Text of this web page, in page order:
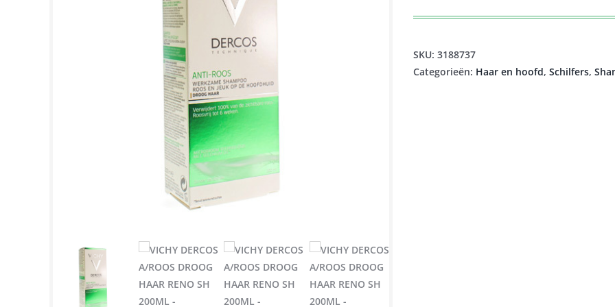
SKU: 3188737
Categorieën: Haar en hoofd, Schilfers,